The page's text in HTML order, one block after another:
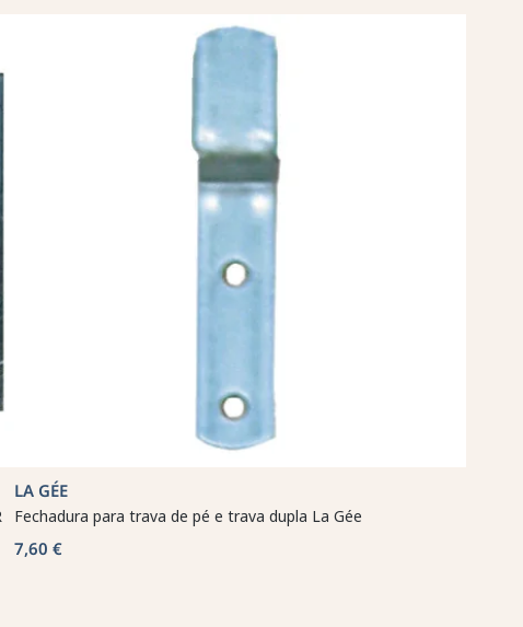
LA GÉE
Fechadura para trava de pé e trava dupla La Gée
7,60 €